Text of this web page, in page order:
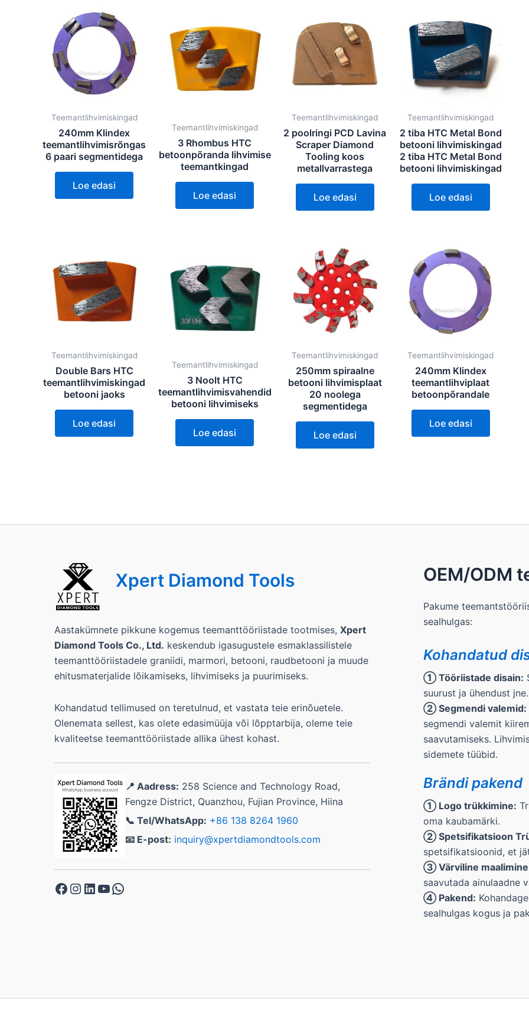
Teemantlihvimiskingad
240mm Klindex
teemantlihvimisrõngas
6 paari segmentidega
Loe edasi
Teemantlihvimiskingad
3 Rhombus HTC
betoonpõranda lihvimise
teemantkingad
Loe edasi
Teemantlihvimiskingad
2 poolringi PCD Lavina
Scraper Diamond
Tooling koos
metallvarrastega
Loe edasi
Teemantlihvimiskingad
2 tiba HTC Metal Bond
betooni lihvimiskingad
2 tiba HTC Metal Bond
betooni lihvimiskingad
Loe edasi
Teemantlihvimiskingad
Double Bars HTC
teemantlihvimiskingad
betooni jaoks
Loe edasi
Teemantlihvimiskingad
3 Noolt HTC
teemantlihvimisvahendid
betooni lihvimiseks
Loe edasi
Teemantlihvimiskingad
250mm spiraalne
betooni lihvimisplaat
20 noolega
segmentidega
Loe edasi
Teemantlihvimiskingad
240mm Klindex
teemantlihviplaat
betoonpõrandale
Loe edasi
Xpert Diamond Tools
Aastakümnete pikkune kogemus teemanttööriistade tootmises, Xpert
Diamond Tools Co., Ltd. keskendub igasugustele esmaklassilistele
teemanttööriistadele graniidi, marmori, betooni, raudbetooni ja muude
ehitusmaterjalide lõikamiseks, lihvimiseks ja puurimiseks.
Kohandatud tellimused on teretulnud, et vastata teie erinõuetele.
Olenemata sellest, kas olete edasimüüja või lõpptarbija, oleme teie
kvaliteetse teemanttööriistade allika ühest kohast.
📍 Aadress: 258 Science and Technology Road,
Fengze District, Quanzhou, Fujian Province, Hiina
📞 Tel/WhatsApp: +86 138 8264 1960
📧 E-post: inquiry@xpertdiamondtools.com
Facebook
Instagram
LinkedIn
YouTube
WhatsApp
OEM/ODM
Pakume
sealhulgas:
Kohandatud
① Tööriistade disain:
suurust ja ühendust jne.
② Segmendi valemid:
segmendi valemit
saavutamiseks.
sidemete tüübid.
Brändi pakend
① Logo trükkimine:
oma kaubamärki.
② Spetsifikatsioon
spetsifikatsioonid, et
③ Värviline
saavutada ainulaadne
④ Pakend:
sealhulgas kogus ja